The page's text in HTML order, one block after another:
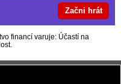
Začni hrát
financí varuje: Účastí na